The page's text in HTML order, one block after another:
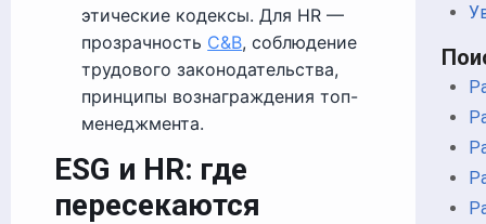
этические кодексы. Для HR —
прозрачность C&B, соблюдение
трудового законодательства,
принципы вознаграждения топ-
менеджмента.
ESG и HR: где
пересекаются